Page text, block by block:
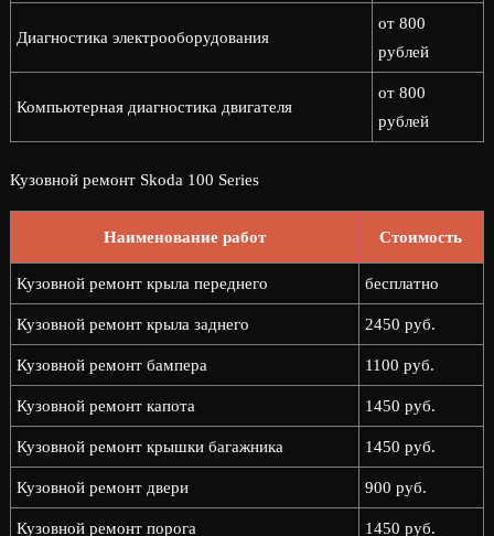
Диагностика электрооборудования
от 800
рублей
Компьютерная диагностика двигателя
от 800
рублей
Кузовной ремонт Skoda 100 Series
Наименование работ Стоимость
Кузовной ремонт крыла переднего бесплатно
Кузовной ремонт крыла заднего 2450 руб.
Кузовной ремонт бампера 1100 руб.
Кузовной ремонт капота 1450 руб.
Кузовной ремонт крышки багажника 1450 руб.
Кузовной ремонт двери 900 руб.
Кузовной ремонт порога 1450 руб.